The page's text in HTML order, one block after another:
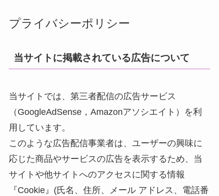
プライバシーポリシー
当サイトに掲載されている広告について
当サイトでは、第三者配信の広告サービス
（GoogleAdSense，Amazonアソシエイト）を利
用しています。
このような広告配信事業者は、ユーザーの興味に
応じた商品やサービスの広告を表示するため、当
サイトや他サイトへのアクセスに関する情報
『Cookie』(氏名、住所、メール アドレス、電話番